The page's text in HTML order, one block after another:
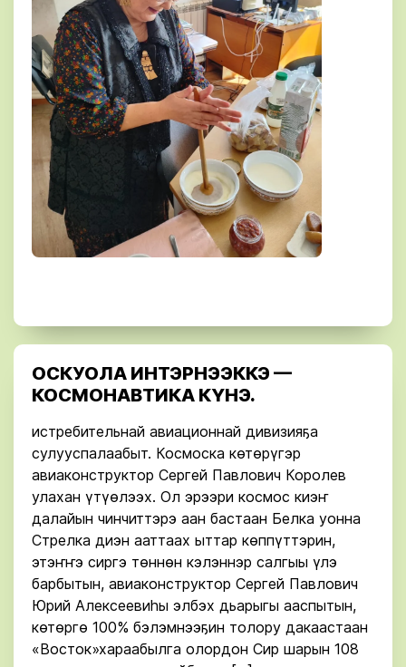
ОСКУОЛА ИНТЭРНЭЭККЭ —
КОСМОНАВТИКА КҮНЭ.
истребительнай авиационнай дивизияҕа
сулууспалаабыт. Космоска көтөрүгэр
авиаконструктор Сергей Павлович Королев
улахан үтүөлээх. Ол эрээри космос киэҥ
далайын чинчиттэрэ аан бастаан Белка уонна
Стрелка диэн ааттаах ыттар көппүттэрин,
этэҥҥэ сиргэ төннөн кэлэннэр салгыы үлэ
барбытын, авиаконструктор Сергей Павлович
Юрий Алексеевиһы элбэх дьарыгы ааспытын,
көтөргө 100% бэлэмнээҕин толору дакаастаан
«Восток»хараабылга олордон Сир шарын 108